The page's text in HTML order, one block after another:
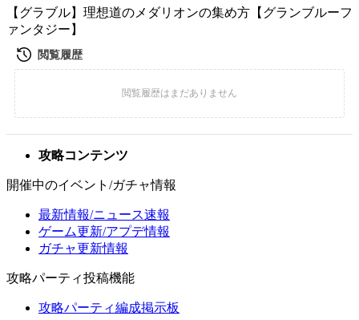
【グラブル】理想道のメダリオンの集め方【グランブルーフ
ァンタジー】
攻略コンテンツ
開催中のイベント/ガチャ情報
最新情報/ニュース速報
ゲーム更新/アプデ情報
ガチャ更新情報
攻略パーティ投稿機能
攻略パーティ編成掲示板